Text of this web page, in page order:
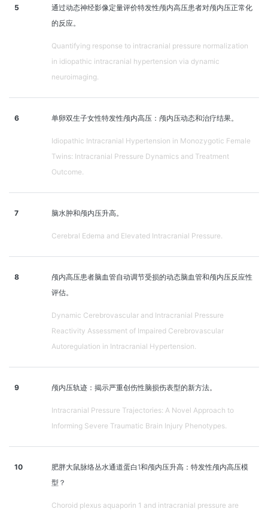
5
通过动态神经影像定量评价特发性颅内高压患者对颅内压正常化
的反应。
Quantifying response to intracranial pressure normalization
in idiopathic intracranial hypertension via dynamic
neuroimaging.
6 单卵双生子女性特发性颅内高压：颅内压动态和治疗结果。
Idiopathic Intracranial Hypertension in Monozygotic Female
Twins: Intracranial Pressure Dynamics and Treatment
Outcome.
7 脑水肿和颅内压升高。
Cerebral Edema and Elevated Intracranial Pressure.
8
颅内高压患者脑血管自动调节受损的动态脑血管和颅内压反应性
评估。
Dynamic Cerebrovascular and Intracranial Pressure
Reactivity Assessment of Impaired Cerebrovascular
Autoregulation in Intracranial Hypertension.
9 颅内压轨迹：揭示严重创伤性脑损伤表型的新方法。
Intracranial Pressure Trajectories: A Novel Approach to
Informing Severe Traumatic Brain Injury Phenotypes.
10
肥胖大鼠脉络丛水通道蛋白1和颅内压升高：特发性颅内高压模
型？
Choroid plexus aquaporin 1 and intracranial pressure are